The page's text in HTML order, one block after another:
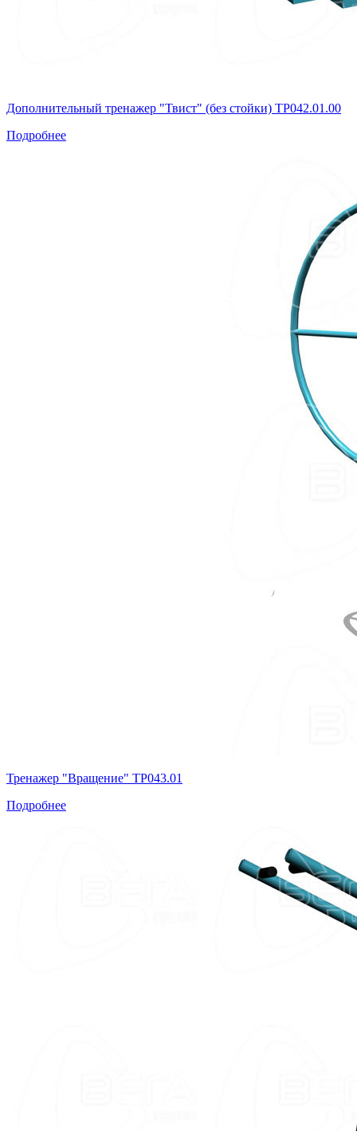
Дополнительный тренажер "Твист" (без стойки) ТР042.01.00
Подробнее
Тренажер "Вращение" ТР043.01
Подробнее